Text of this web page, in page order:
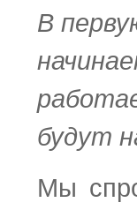
В
будут
Мы